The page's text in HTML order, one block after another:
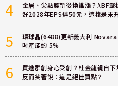
4
金居、尖點腰斬後換誰漲？ABF
好2028年EPS達50元，這檔是末
5
環球晶(6488)更新義大利 Novara
吋產能約 5%
6
買進群創身心受創？杜金龍親自
反而笑著說：這是絕佳買點？